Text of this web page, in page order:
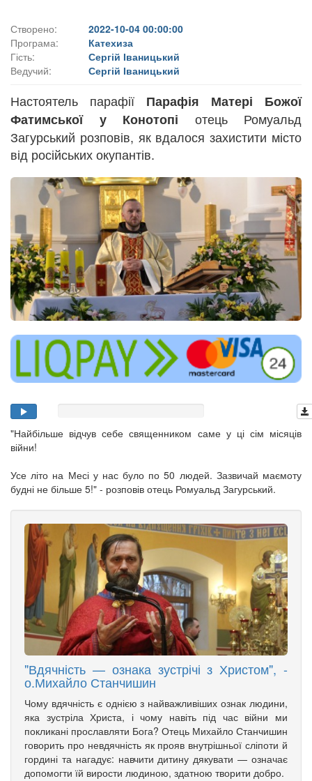
Створено:
2022-10-04 00:00:00
Програма:
Катехиза
Гість:
Сергій Іваницький
Ведучий:
Сергій Іваницький
Настоятель парафії Парафія Матері Божої
Фатимської у Конотопі отець Ромуальд
Загурський розповів, як вдалося захистити місто
від російських окупантів.
"Найбільше відчув себе священником саме у ці сім місяців
війни!
Усе літо на Месі у нас було по 50 людей. Зазвичай маємоту
будні не більше 5!" - розповів отець Ромуальд Загурський.
"Вдячність — ознака зустрічі з Христом", -
о.Михайло Станчишин
Чому вдячність є однією з найважливіших ознак людини,
яка зустріла Христа, і чому навіть під час війни ми
покликані прославляти Бога? Отець Михайло Станчишин
говорить про невдячність як прояв внутрішньої сліпоти й
гордині та нагадує: навчити дитину дякувати — означає
допомогти їй вирости людиною, здатною творити добро.